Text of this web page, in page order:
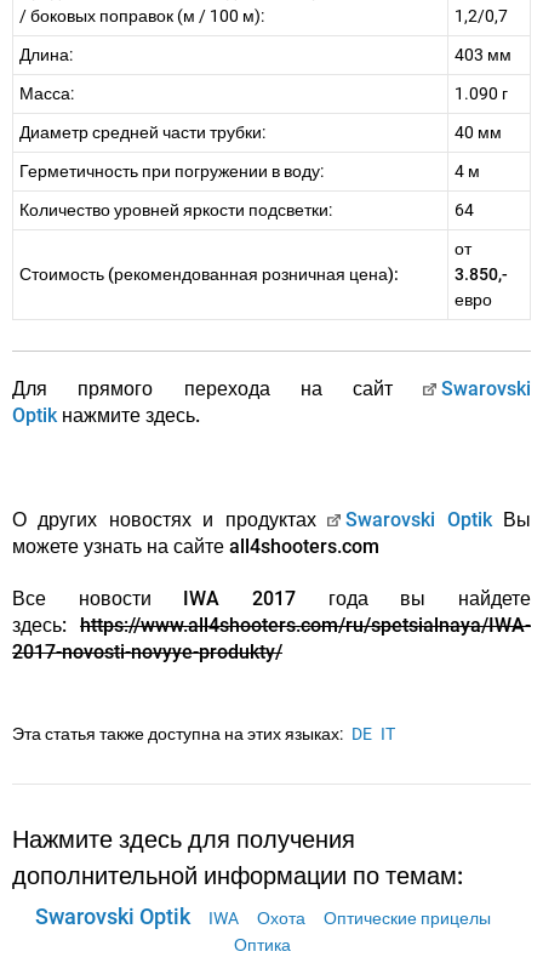
/ боковых поправок (м / 100 м):
1,2/0,7
Длина:
403 мм
Масса:
1.090 г
Диаметр средней части трубки:
40 мм
Герметичность при погружении в воду:
4 м
Количество уровней яркости подсветки:
64
Стоимость (рекомендованная розничная цена):
от
3.850,-
евро
Для прямого перехода на сайт
Swarovski
Optikнажмите здесь.
О других новостях и продуктах Swarovski OptikВы
можете узнать на сайте all4shooters.com
Все новости IWA 2017 года вы найдете
здесь: https://www.all4shooters.com/ru/spetsialnaya/IWA-
2017-novosti-novyye-produkty/
Эта статья также доступна на этих языках: DE IT
Нажмите здесь для получения
дополнительной информации по темам:
Swarovski Optik IWA Охота
Оптические прицелы
Оптика